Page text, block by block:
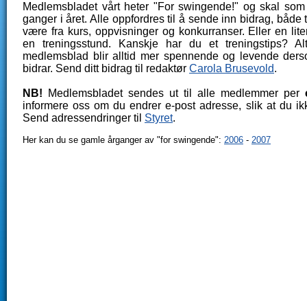
Medlemsbladet vårt heter "For swingende!" og skal
ganger i året. Alle oppfordres til å sende inn bidrag, både
være fra kurs, oppvisninger og konkurranser. Eller en
en treningsstund. Kanskje har du et treningstips?
medlemsblad blir alltid mer spennende og levende
bidrar. Send ditt bidrag til redaktør Carola Brusevold.
NB! Medlemsbladet sendes ut til alle medlemmer per
informere oss om du endrer e-post adresse, slik at du
Send adressendringer til Styret.
Her kan du se gamle årganger av "for swingende": 2006 - 2007